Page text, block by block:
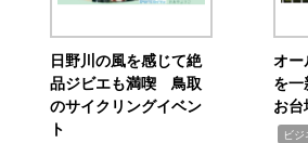
日野川の風を感じて絶
品ジビエも満喫 鳥取
のサイクリングイベン
ト
オー
を
お台
ビジ